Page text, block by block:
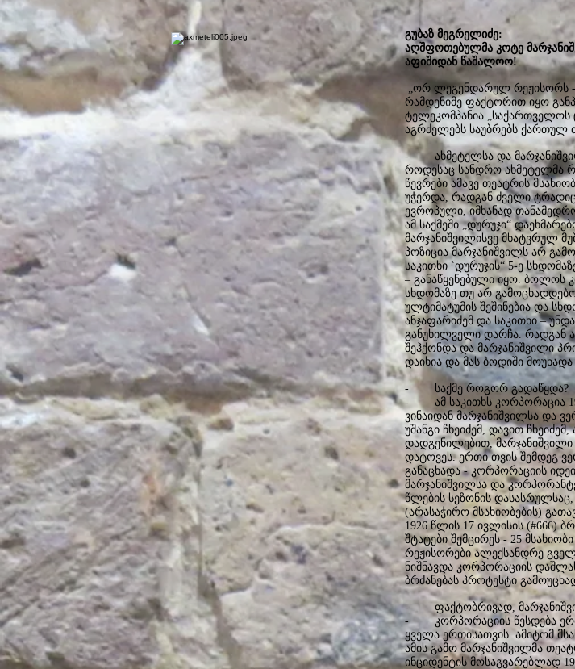
გუბაზ მეგრელიძე:
აღშფოთებულმა კოტე
აფიშიდან წაშალოო!
„ორ ლეგენდარულ რეჟისორს -
რამდენიმე ფაქტორით იყო
ტელეკომპანია
აგრძელებს საუბრებს
- ახმეტელსა და
როდესაც სანდრო ახმეტელმა
წევრები ამავე თეატრის
უჭერდა, რადგან ძველი
ევროპული, იმხანად
ამ საქმეში „დურუჯი“
მარჯანიშვილისვე მხატვრულ
პოზიცია მარჯანიშვილს არ
საკითხი `დურუჯის“ 5-ე
– განაწყენებული იყო. ბოლოს
სხდომაზე თუ არ
ულტიმატუმის შეშინებია და
ანჯაფარიძემ და საკითხი –
განუხილველი დარჩა. რადგან
შეჰქონდა და მარჯანიშვილი
დაიხია და მას ბოდიში
- საქმე როგორ გადაწყდა?
- ამ საკითხს კორპორაცია
ვინაიდან მარჯანიშვილსა და
უშანგი ჩხეიძემ, დავით
დადგენილებით,
დატოვეს. ერთი თვის შემდეგ
განაცხადა - კორპორაციის
მარჯანიშვილსა და
წლების სეზონის
(არასაჭირო მსახიობების)
1926 წლის 17 ივლისის (#666)
შტატები შემცირეს - 25
რეჟისორები ალექსანდრე
ნიშნავდა კორპორაციის
ბრძანებას პროტესტი
- ფაქტობრივად,
- კორპორაციის წესდება
ყველა ერთისათვის. ამიტომ
ამის გამო მარჯანიშვილმა
ინციდენტის მოსაგვარებლად